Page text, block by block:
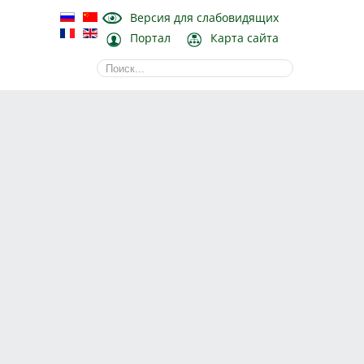
Версия для слабовидящих
Портал
Карта сайта